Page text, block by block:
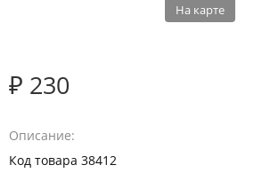
На карте
₽ 230
Описание
Код товара 38412